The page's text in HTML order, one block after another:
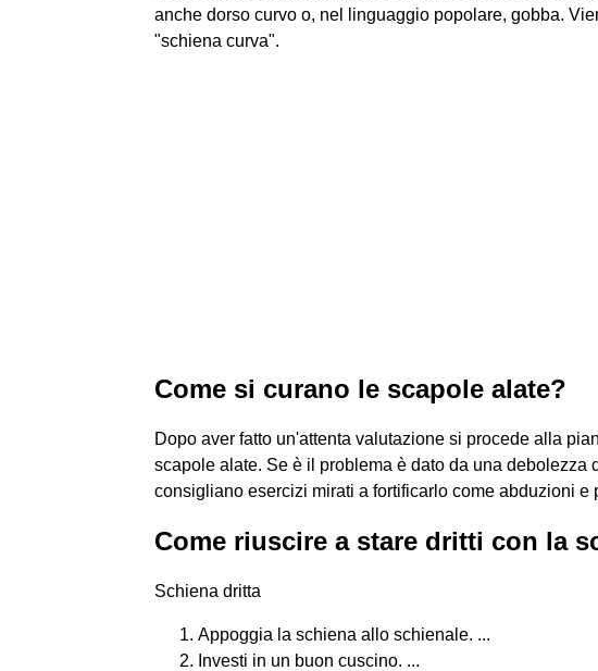
anche dorso curvo o, nel linguaggio popolare, gobba.
"schiena curva".
Come si curano le scapole alate?
Dopo aver fatto un'attenta valutazione si procede alla
scapole alate. Se è il problema è dato da una debolezza
consigliano esercizi mirati a fortificarlo come abduzioni e
Come riuscire a stare dritti con la
Schiena dritta
Appoggia la schiena allo schienale. ...
Investi in un buon cuscino. ...